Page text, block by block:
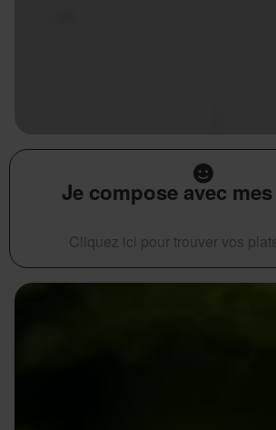
Je compose avec
Cliquez ici pour trouver vos